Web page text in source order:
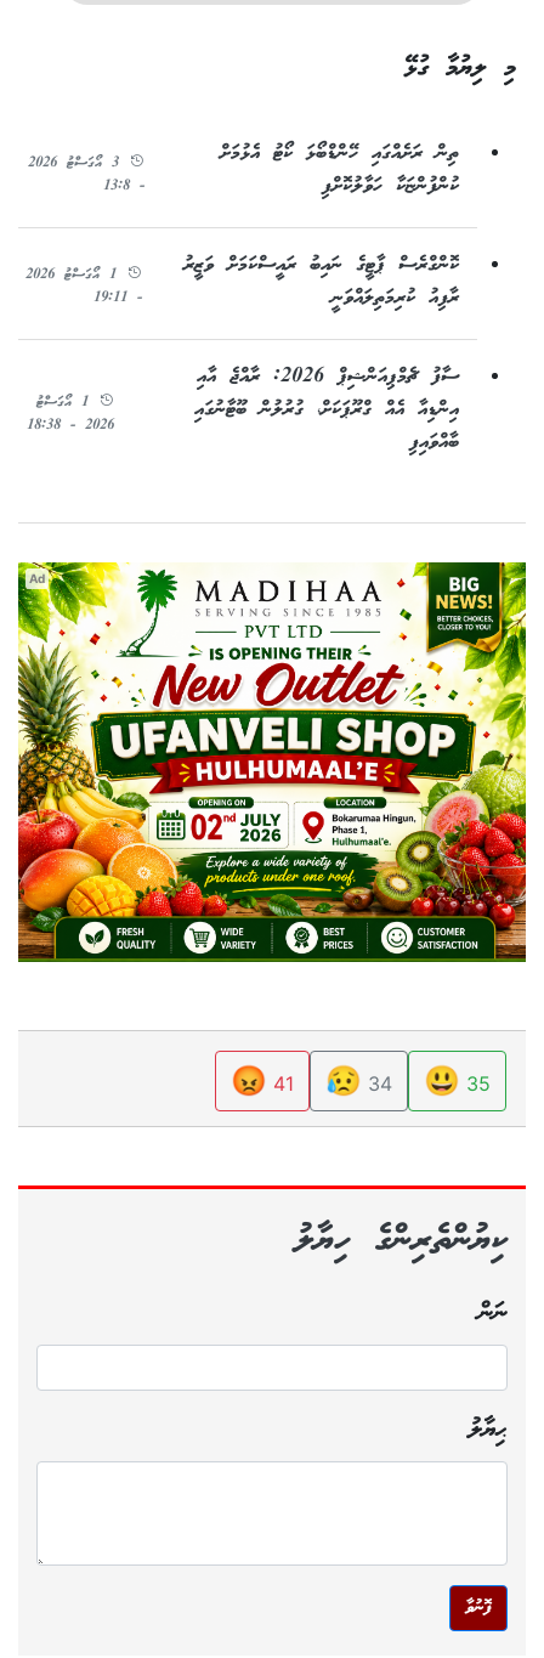
މި ލިޔުމާ ގުޅޭ
ތިން ރަށެއްގައި ހޭންޑްބޯޅަ ކޯޓު އެޅުމަށް
ކުންފުންޏަކާ ހަވާލުކޮށްފި
3 އޯގަސްޓު 2026
- 13:8
ކޮންގްރެސް ޕާޓީގެ ނައިބު ރައީސްކަމަށް ވަޒީރު
ރާފިއު ކުރިމަތިލައްވަނީ
1 އޯގަސްޓު 2026
- 19:11
ސާފު ޗެމްޕިއަންޝިޕް 2026: ރާއްޖެ އާއި
އިންޑިއާ އެއް ގްރޫޕަކަށް، ގުރުލުން ބޫޓާނުގައި
ބާއްވައިފި
1 އޯގަސްޓު
2026 - 18:38
Ad
35
😃
34
😥
41
😡
ކިޔުންތެރިންގެ ހިޔާލު
ނަން
ޙިޔާލު
ފޮނުވާ